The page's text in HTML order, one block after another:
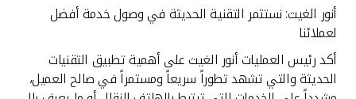
أنور الغيث: نستثمر التقنية الحديثة في وصول خدمة أفضل
لعملائنا
أكد رئيس العمليات أنور الغيث على أهمية تطبيق التقنيات
الحديثة والتي تشهد تطوراً سريعاً ومستمراً في صالح العميل،